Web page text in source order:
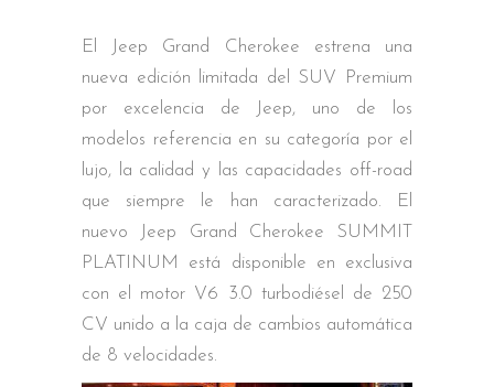
El Jeep Grand Cherokee estrena una
nueva edición limitada del SUV Premium
por excelencia de Jeep, uno de los
modelos referencia en su categoría por el
lujo, la calidad y las capacidades off-road
que siempre le han caracterizado. El
nuevo Jeep Grand Cherokee SUMMIT
PLATINUM está disponible en exclusiva
con el motor V6 3.0 turbodiésel de 250
CV unido a la caja de cambios automática
de 8 velocidades.